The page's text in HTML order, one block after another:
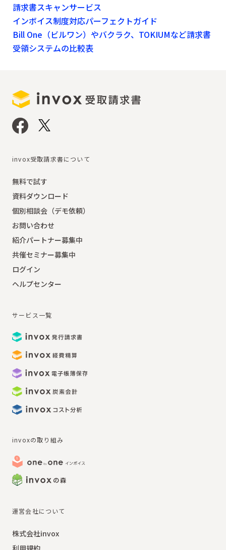
請求書スキャンサービス
インボイス制度対応パーフェクトガイド
Bill One（ビルワン）やバクラク、TOKIUMなど請求書
受領システムの比較表
invox受取請求書について
無料で試す
資料ダウンロード
個別相談会（デモ依頼）
お問い合わせ
紹介パートナー募集中
共催セミナー募集中
ログイン
ヘルプセンター
サービス一覧
invoxの取り組み
運営会社について
株式会社invox
利用規約